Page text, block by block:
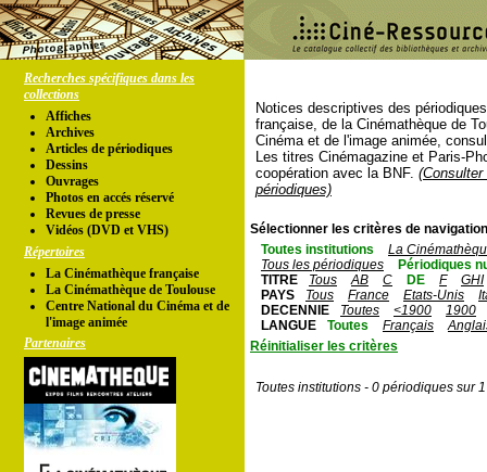
Recherches spécifiques dans les
collections
Affiches
Archives
Articles de périodiques
Dessins
Ouvrages
Photos en accés réservé
Revues de presse
Vidéos (DVD et VHS)
Répertoires
La Cinémathèque française
La Cinémathèque de Toulouse
Centre National du Cinéma et de
l'image animée
Partenaires
Notices descriptives des
française, de la Cinémathèque de
Cinéma et de l'image animée,
Les titres Cinémagazine et Paris-
coopération avec la BNF.
périodiques)
Sélectionner les critères de
Toutes institutions
La
Tous les périodiques
Périodiques
TITRE
Tous AB C DE F
GHI
PAYS
Tous France Etats-Unis
DECENNIE
Toutes <1900
1900
LANGUE
Toutes Français
Réinitialiser les critères
Toutes institutions - 0 périodiques sur